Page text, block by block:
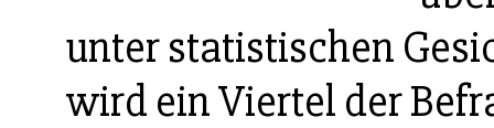
unter statistischen
wird ein Viertel der